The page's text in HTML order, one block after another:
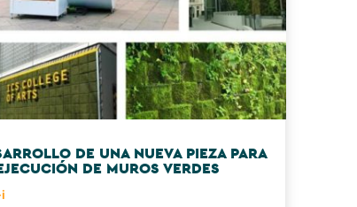
DE UNA NUEVA PIEZA PARA
DE MUROS VERDES